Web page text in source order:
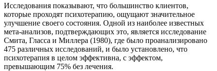
Исследования показывают, что большинство клиентов,
которые проходят психотерапию, ощущают значительное
улучшение своего состояния. Одной из наиболее известных
мета-анализов, подтверждающих это, является исследование
Смита, Гласса и Миллера (1980), где было проанализировано
475 различных исследований, и было установлено, что
психотерапия в целом эффективна, с эффектом,
превышающим 75% без лечения.